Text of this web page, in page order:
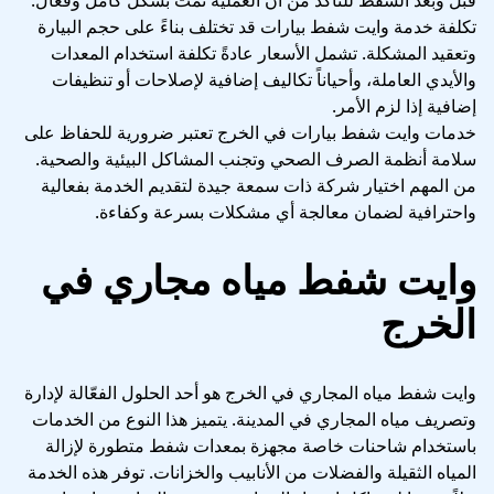
تكلفة خدمة وايت شفط بيارات قد تختلف بناءً على حجم البيارة
وتعقيد المشكلة. تشمل الأسعار عادةً تكلفة استخدام المعدات
والأيدي العاملة، وأحياناً تكاليف إضافية لإصلاحات أو تنظيفات
إضافية إذا لزم الأمر.
خدمات وايت شفط بيارات في الخرج تعتبر ضرورية للحفاظ على
سلامة أنظمة الصرف الصحي وتجنب المشاكل البيئية والصحية.
من المهم اختيار شركة ذات سمعة جيدة لتقديم الخدمة بفعالية
واحترافية لضمان معالجة أي مشكلات بسرعة وكفاءة.
وايت شفط مياه مجاري في
الخرج
وايت شفط مياه المجاري في الخرج هو أحد الحلول الفعّالة لإدارة
وتصريف مياه المجاري في المدينة. يتميز هذا النوع من الخدمات
باستخدام شاحنات خاصة مجهزة بمعدات شفط متطورة لإزالة
المياه الثقيلة والفضلات من الأنابيب والخزانات. توفر هذه الخدمة